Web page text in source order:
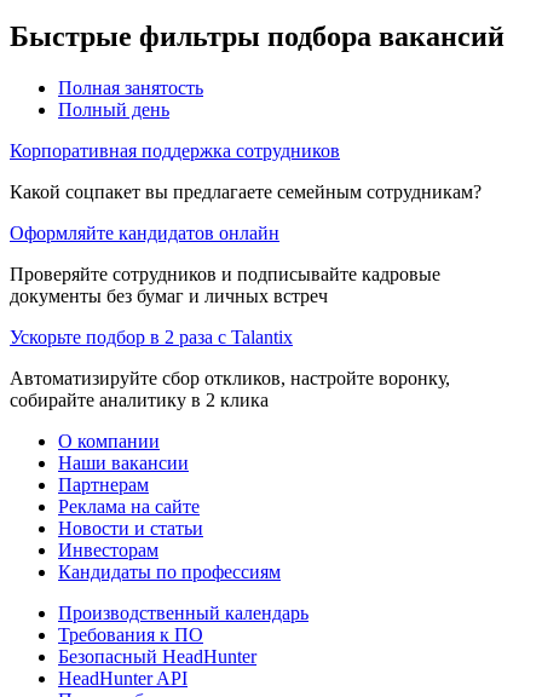
Быстрые фильтры подбора вакансий
Полная занятость
Полный день
Корпоративная поддержка сотрудников
Какой соцпакет вы предлагаете семейным сотрудникам?
Оформляйте кандидатов онлайн
Проверяйте сотрудников и подписывайте кадровые
документы без бумаг и личных встреч
Ускорьте подбор в 2 раза с Talantix
Автоматизируйте сбор откликов, настройте воронку,
собирайте аналитику в 2 клика
О компании
Наши вакансии
Партнерам
Реклама на сайте
Новости и статьи
Инвесторам
Кандидаты по профессиям
Производственный календарь
Требования к ПО
Безопасный HeadHunter
HeadHunter API